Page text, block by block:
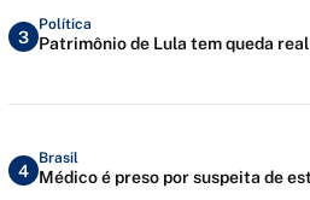
3
Política
Patrimônio de Lula tem queda
4
Brasil
Médico é preso por suspeita de